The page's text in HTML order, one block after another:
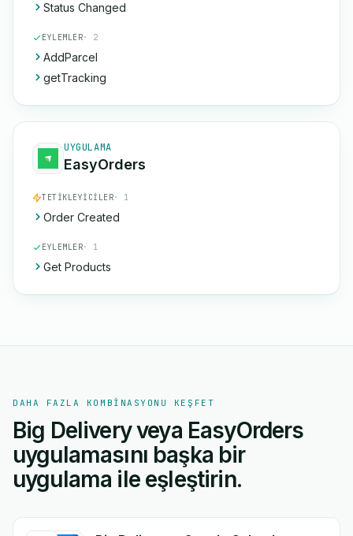
Status Changed
EYLEMLER· 2
AddParcel
getTracking
UYGULAMA
EasyOrders
TETIKLEYICILER· 1
Order Created
EYLEMLER· 1
Get Products
DAHA FAZLA KOMBINASYONU KEŞFET
Big Delivery veya EasyOrders
uygulamasını başka bir
uygulama ile eşleştirin.